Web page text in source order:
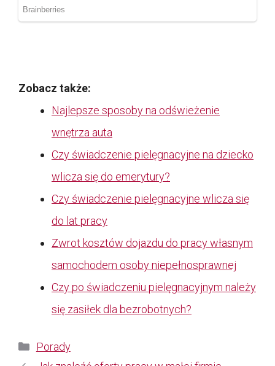
Zobacz także:
Najlepsze sposoby na odświeżenie
wnętrza auta
Czy świadczenie pielęgnacyjne na dziecko
wlicza się do emerytury?
Czy świadczenie pielęgnacyjne wlicza się
do lat pracy
Zwrot kosztów dojazdu do pracy własnym
samochodem osoby niepełnosprawnej
Czy po świadczeniu pielęgnacyjnym należy
się zasiłek dla bezrobotnych?
Kategorie
Porady